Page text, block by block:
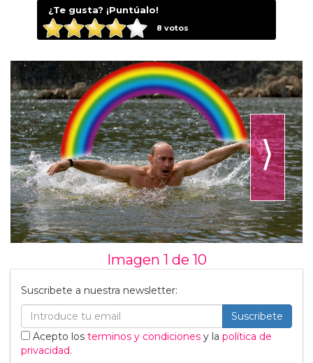
¿Te gusta? ¡Puntúalo!
8 votos
⟩
Imagen 1 de 10
Suscribete a nuestra newsletter:
Suscribete
Acepto los terminos y condiciones y la política de
privacidad.